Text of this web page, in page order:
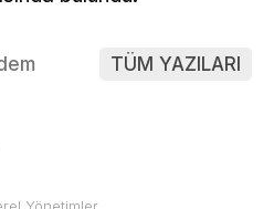
TÜM YAZILARI